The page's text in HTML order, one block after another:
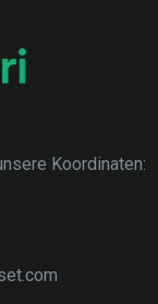
Koordinaten: